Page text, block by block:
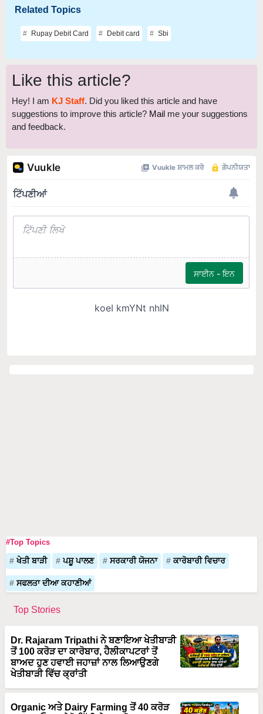
Related Topics
Rupay Debit Card Debit card Sbi
Like this article?
Hey! I am KJ Staff. Did you liked this article and have
suggestions to improve this article? Mail me your suggestions
and feedback.
#Top Topics
ਖੇਤੀ ਬਾੜੀ ਪਸ਼ੂ ਪਾਲਣ ਸਰਕਾਰੀ ਯੋਜਨਾ ਕਾਰੋਬਾਰੀ ਵਿਚਾਰ
ਸਫਲਤਾ ਦੀਆ ਕਹਾਣੀਆਂ
Top Stories
Dr. Rajaram Tripathi ਨੇ ਬਣਾਇਆ ਖੇਤੀਬਾੜੀ
ਤੋਂ 100 ਕਰੋੜ ਦਾ ਕਾਰੋਬਾਰ, ਹੈਲੀਕਾਪਟਰਾਂ ਤੋਂ
ਬਾਅਦ ਹੁਣ ਹਵਾਈ ਜਹਾਜ਼ਾਂ ਨਾਲ ਲਿਆਉਣਗੇ
ਖੇਤੀਬਾੜੀ ਵਿੱਚ ਕ੍ਰਾਂਤੀ
Organic ਅਤੇ Dairy Farming ਤੋਂ 40 ਕਰੋੜ